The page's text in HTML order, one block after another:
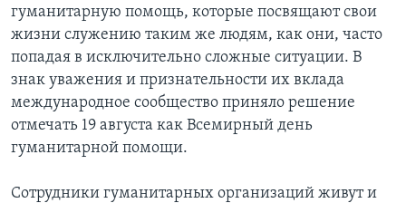
гуманитарную помощь, которые посвящают свои
жизни служению таким же людям, как они, часто
попадая в исключительно сложные ситуации. В
знак уважения и признательности их вклада
международное сообщество приняло решение
отмечать 19 августа как Всемирный день
гуманитарной помощи.
Сотрудники гуманитарных организаций живут и